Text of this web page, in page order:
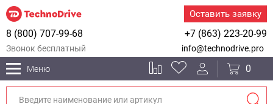
Оставить заявку
+7 (863) 223-20-99
8 (800) 707-99-68
Звонок бесплатный info@technodrive.pro
Меню 0